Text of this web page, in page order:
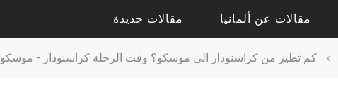
مقالات عن ألمانيا مقالات جديدة
› كم تطير من كراسنودار الى موسكو؟ وقت الرحلة كراسنودار - موسكو